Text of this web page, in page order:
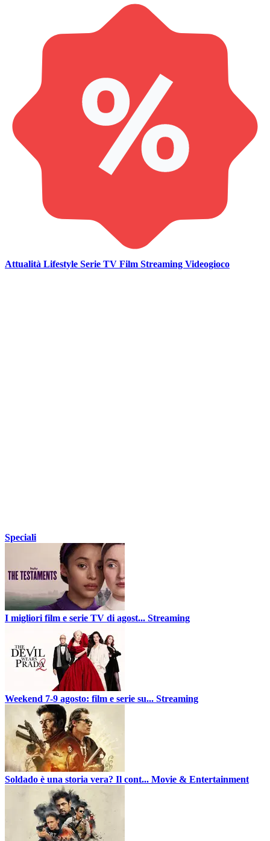
Attualità Lifestyle Serie TV Film Streaming Videogioco
Speciali
I migliori film e serie TV di agost... Streaming
Weekend 7-9 agosto: film e serie su... Streaming
Soldado è una storia vera? Il cont... Movie & Entertainment